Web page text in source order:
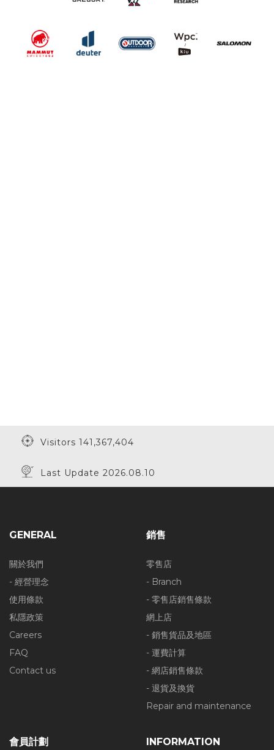
Visitors 141,367,404
Last Update 2026.08.10
GENERAL
關於我們
- 經營理念
使用條款
私隱政策
Careers
FAQ
Contact us
銷售
零售店
- Branch
- 零售店銷售條款
網上店
- 銷售貨品及地區
- 運費計算
- 網店銷售條款
- 退貨及換貨
Repair and maintenance
會員計劃 INFORMATION